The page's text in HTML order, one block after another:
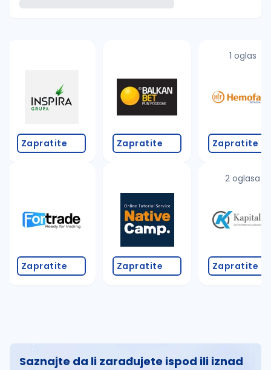
Takođe možete da:
proverite pravopisne greške (koristite č, ć, š, đ,
promenite odabrane filtere pretrage
Zapratite
Zapratite
Zapratite
Zapratite
1 oglas
Zapratite
2 oglasa
Zapratite
Saznajte da li zarađujete ispod ili iznad